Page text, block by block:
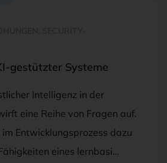
gestützter Systeme
Intelligenz in der
eine Reihe von Fragen auf.
im Entwicklungsprozess dazu
eines lernbasi…